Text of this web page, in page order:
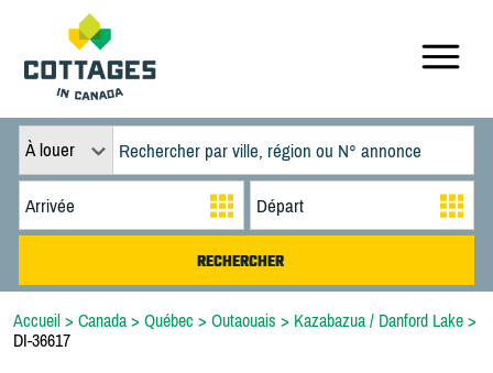
À louer
Accueil > Canada > Québec > Outaouais > Kazabazua / Danford Lake >
DI-36617